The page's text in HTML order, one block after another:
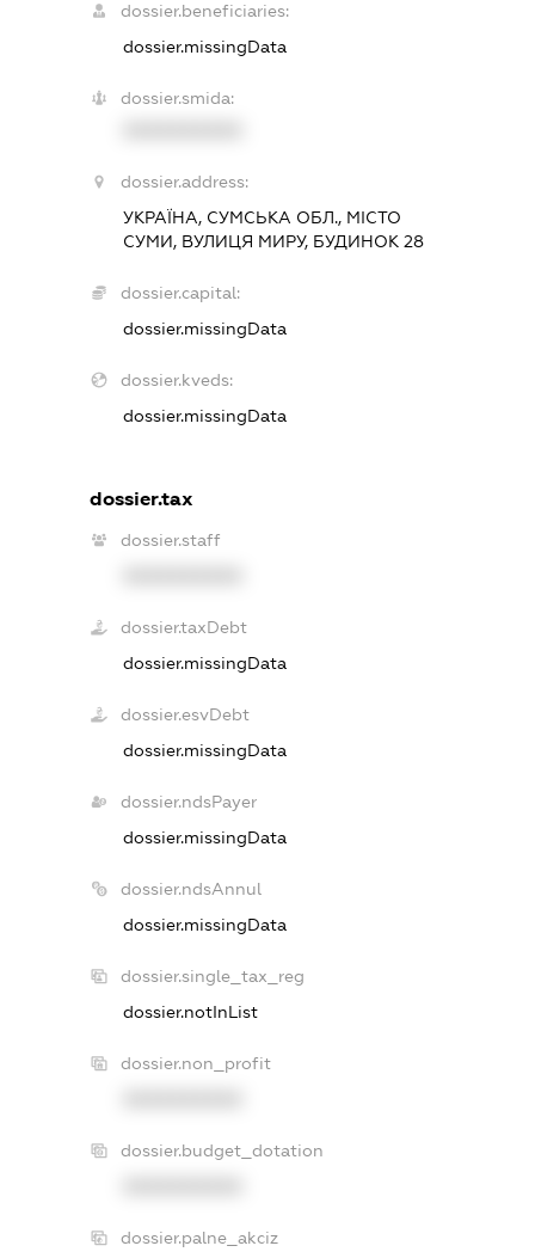
dossier.beneficiaries:
dossier.missingData
dossier.smida:
dossier.address:
УКРАЇНА, СУМСЬКА ОБЛ., МІСТО
СУМИ, ВУЛИЦЯ МИРУ, БУДИНОК 28
dossier.capital:
dossier.missingData
dossier.kveds:
dossier.missingData
dossier.tax
dossier.staff
dossier.taxDebt
dossier.missingData
dossier.esvDebt
dossier.missingData
dossier.ndsPayer
dossier.missingData
dossier.ndsAnnul
dossier.missingData
dossier.single_tax_reg
dossier.notInList
dossier.non_profit
dossier.budget_dotation
dossier.palne_akciz